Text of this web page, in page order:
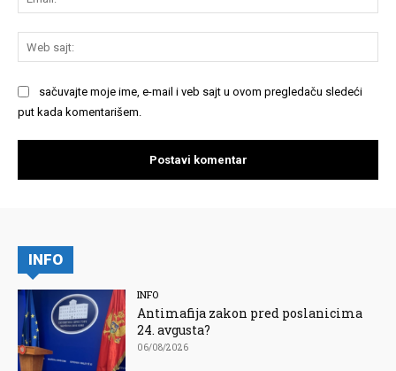
sačuvajte moje ime, e-mail i veb sajt u ovom pregledaču sledeći
put kada komentarišem.
INFO
INFO
Antimafija zakon pred poslanicima
24. avgusta?
06/08/2026